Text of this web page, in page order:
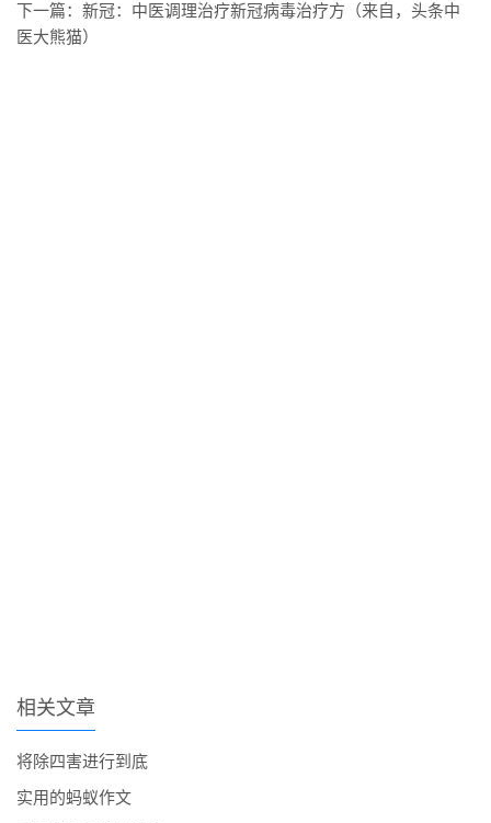
下一篇： 新冠：中医调理治疗新冠病毒治疗方（来自，头条中
医大熊猫）
相关文章
将除四害进行到底
实用的蚂蚁作文